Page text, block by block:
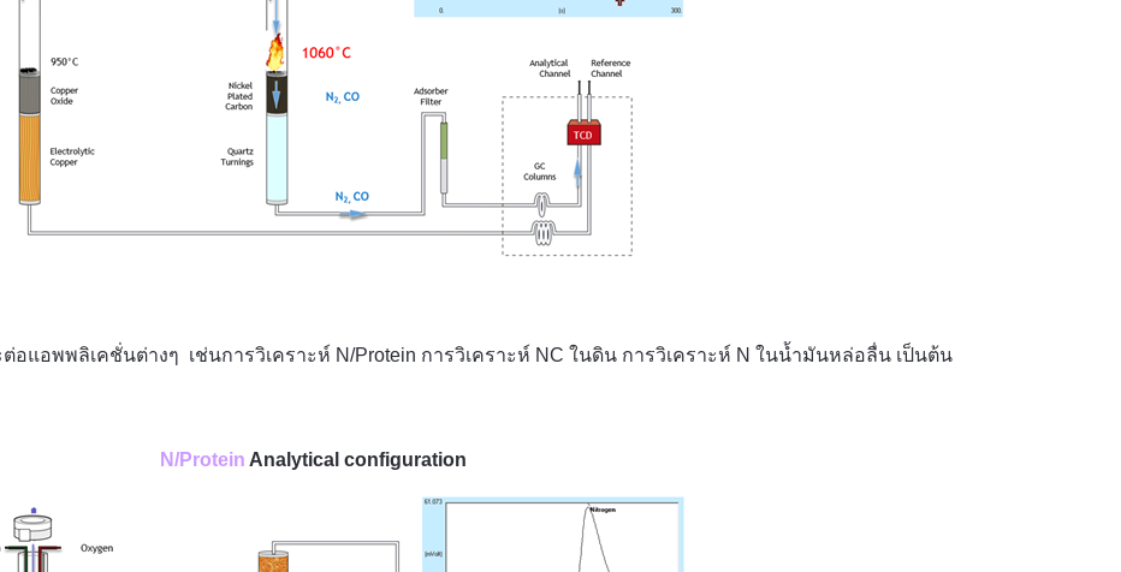
อแอพพลิเคชั่นต่างๆ เช่นการวิเคราะห์ N/Protein การวิเคราะห์ NC ในดิน การวิเคราะห์ N ในน้ำมันหล่อลื่น เป็นต้น
N/Protein Analytical configuration